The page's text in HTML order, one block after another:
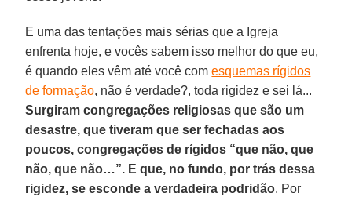
E uma das tentações mais sérias que a Igreja
enfrenta hoje, e vocês sabem isso melhor do que eu,
é quando eles vêm até você comesquemas rígidos
de formação, não é verdade?, toda rigidez e sei lá...
Surgiram congregações religiosas que são um
desastre, que tiveram que ser fechadas aos
poucos, congregações de rígidos “que não, que
não, que não…”. E que, no fundo, por trás dessa
rigidez, se esconde a verdadeira podridão. Por